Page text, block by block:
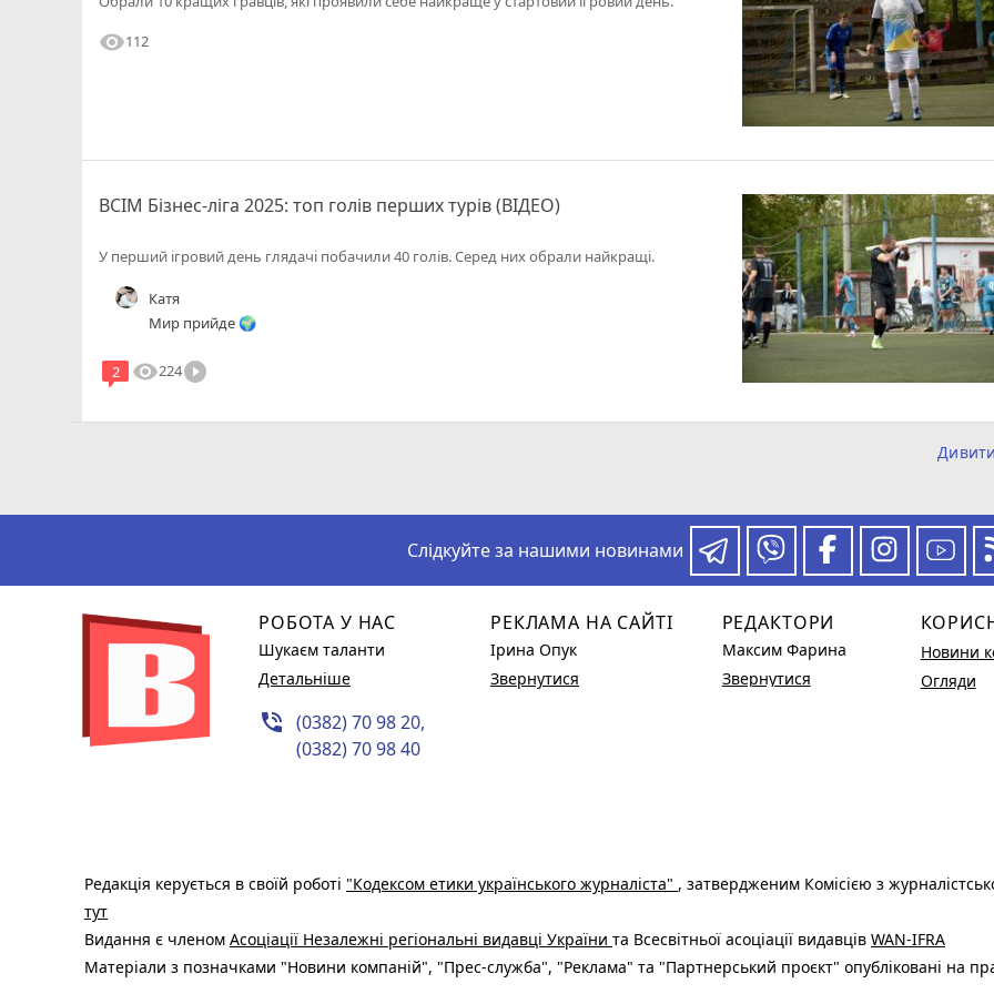
visibility112
ВСІМ Бізнес-ліга 2025: топ голів перших турів (ВІДЕО)
У перший ігровий день глядачі побачили 40 голів. Серед них обрали найкращі.
Катя
Мир прийде 🌍
2 visibility224play_circle_filled
Слідкуйте за нашими новинами
РОБОТА У НАС
Шукаєм таланти
Детальніше
phone_in_talk (0382) 70 98 20,
(0382) 70 98 40
РЕКЛАМА НА САЙТІ
Ірина Опук
Звернутися
РЕДАКТОРИ
Максим Фарина
Звернутися
Новини
Огляди
Редакція керується в своїй роботі "Кодексом етики українського журналіста" , затвердженим Комісією з
тут
Видання є членом Асоціації Незалежні регіональні видавці України та Всесвітньої асоціації видавців WAN-IFRA
Матеріали з позначками "Новини компаній", "Прес-служба", "Реклама" та "Партнерський проєкт" опубліковані на